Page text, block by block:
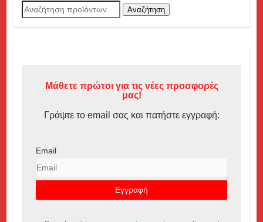
Αναζήτηση
για:
Αναζήτηση
Μάθετε πρώτοι για τις νέες προσφορές
μας!
Γράψτε το email σας και πατήστε εγγραφή:
Email